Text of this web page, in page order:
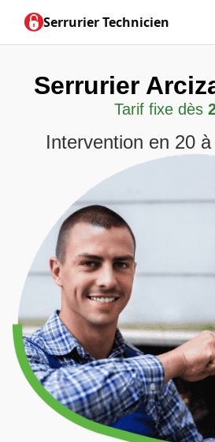
Serrurier Technicien
Serrurier
Tarif fixe dès
Intervention en 20